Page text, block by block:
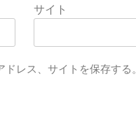
サイト
レス、サイトを保存する。